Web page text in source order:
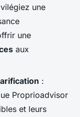
une
une
aux
:
Proprioadvisor
et leurs